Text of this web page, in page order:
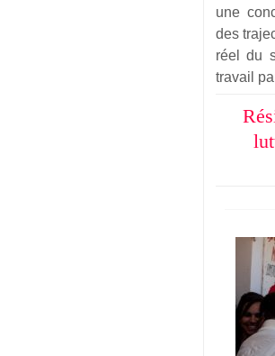
une
des
réel du
travail